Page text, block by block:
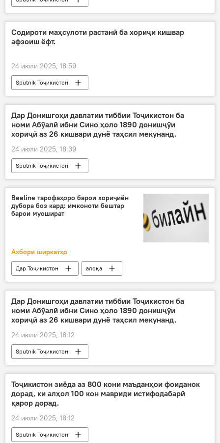
Содироти маҳсулоти растанӣ ба хориҷи кишвар
афзоиш ёфт.
24 июли 2025, 18:59
Sputnik Тоҷикистон
Дар Донишгоҳи давлатии тиббии Тоҷикистон ба
номи Абӯалӣ ибни Сино ҳоло 1890 донишҷӯи
хориҷӣ аз 26 кишвари дунё таҳсил мекунанд.
24 июли 2025, 18:39
Sputnik Тоҷикистон
Beeline тарофаҳоро барои хориҷиён
дубора боз кард: имконоти бештар
барои муошират
Ахбори ширкатҳо
Дар Тоҷикистон
алоқа
Ширкати "Билайн"
Дар Донишгоҳи давлатии тиббии Тоҷикистон ба
номи Абӯалӣ ибни Сино ҳоло 1890 донишҷӯи
хориҷӣ аз 26 кишвари дунё таҳсил мекунанд.
24 июли 2025, 18:12
Sputnik Тоҷикистон
Тоҷикистон зиёда аз 800 кони маъданҳои фоиданок
дорад, ки алҳол 100 кон мавриди истифодабарӣ
қарор дорад.
24 июли 2025, 18:12
Sputnik Тоҷикистон